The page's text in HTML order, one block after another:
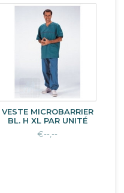
VESTE MICROBARRIER
BL. H XL PAR UNITÉ
€--,--